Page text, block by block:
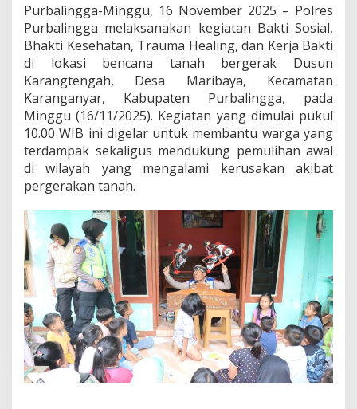
n
a
n
K
s
e
h
a
t
a
n
a
n
T
r
u
m
a
H
e
a
Purbalingga-Minggu, 16 November 2025 – Polres
Purbalingga melaksanakan kegiatan Bakti Sosial,
Bhakti Kesehatan, Trauma Healing, dan Kerja Bakti
di lokasi bencana tanah bergerak Dusun
Karangtengah, Desa Maribaya, Kecamatan
Karanganyar, Kabupaten Purbalingga, pada
Minggu (16/11/2025). Kegiatan yang dimulai pukul
10.00 WIB ini digelar untuk membantu warga yang
terdampak sekaligus mendukung pemulihan awal
di wilayah yang mengalami kerusakan akibat
pergerakan tanah.